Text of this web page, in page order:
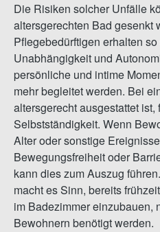
Die Risiken solcher Unfälle
altersgerechten Bad gesenkt
Pflegebedürftigen erhalten
Unabhängigkeit und
persönliche und intime
mehr begleitet werden. Bei
altersgerecht ausgestattet ist,
Selbstständigkeit. Wenn
Alter oder sonstige
Bewegungsfreiheit oder
kann dies zum Auszug
macht es Sinn, bereits
im Badezimmer einzubauen,
Bewohnern benötigt werden.